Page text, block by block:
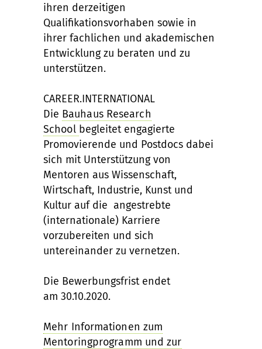
ihren derzeitigen
Qualifikationsvorhaben sowie in
ihrer fachlichen und akademischen
Entwicklung zu beraten und zu
unterstützen.
CAREER.INTERNATIONAL
Die Bauhaus Research
School begleitet engagierte
Promovierende und Postdocs dabei
sich mit Unterstützung von
Mentoren aus Wissenschaft,
Wirtschaft, Industrie, Kunst und
Kultur auf die angestrebte
(internationale) Karriere
vorzubereiten und sich
untereinander zu vernetzen.
Die Bewerbungsfrist endet
am 30.10.2020.
Mehr Informationen zum
Mentoringprogramm und zur